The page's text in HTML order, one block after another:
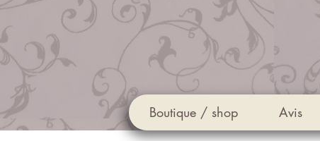
Boutique / shop Avis